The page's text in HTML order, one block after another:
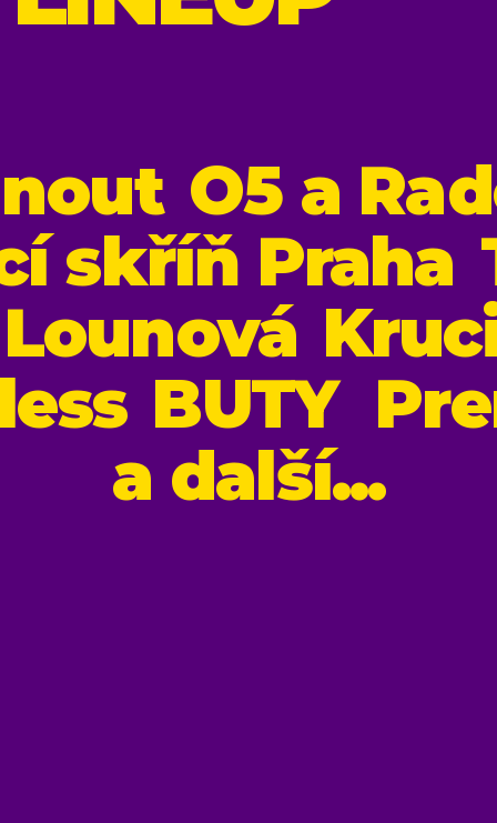
O5 a
skříň Praha
BUTY
a další...